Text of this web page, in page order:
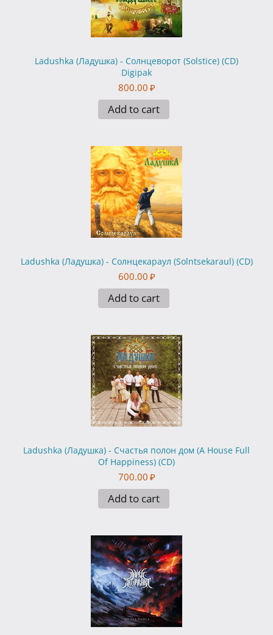
Ladushka (Ладушка) - Солнцеворот (Solstice) (CD)
Digipak
800.00 ₽
Add to cart
Ladushka (Ладушка) - Солнцекараул (Solntsekaraul) (CD)
600.00 ₽
Add to cart
Ladushka (Ладушка) - Счастья полон дом (A House Full
Of Happiness) (CD)
700.00 ₽
Add to cart